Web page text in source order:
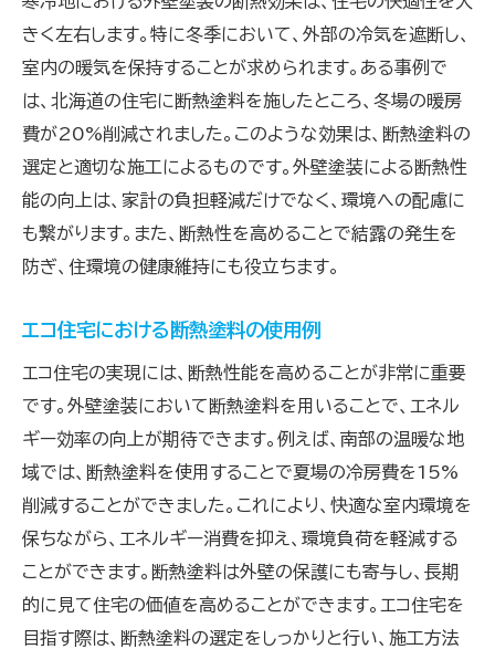
きく左右します。特に冬季において、外部の冷気を遮断し、
室内の暖気を保持することが求められます。ある事例で
は、北海道の住宅に断熱塗料を施したところ、冬場の暖房
費が20%削減されました。このような効果は、断熱塗料の
選定と適切な施工によるものです。外壁塗装による断熱性
能の向上は、家計の負担軽減だけでなく、環境への配慮に
も繋がります。また、断熱性を高めることで結露の発生を
防ぎ、住環境の健康維持にも役立ちます。
エコ住宅における断熱塗料の使用例
エコ住宅の実現には、断熱性能を高めることが非常に重要
です。外壁塗装において断熱塗料を用いることで、エネル
ギー効率の向上が期待できます。例えば、南部の温暖な地
域では、断熱塗料を使用することで夏場の冷房費を15%
削減することができました。これにより、快適な室内環境を
保ちながら、エネルギー消費を抑え、環境負荷を軽減する
ことができます。断熱塗料は外壁の保護にも寄与し、長期
的に見て住宅の価値を高めることができます。エコ住宅を
目指す際は、断熱塗料の選定をしっかりと行い、施工方法